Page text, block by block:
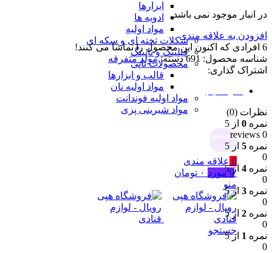
ابزارها
ادویه ها
مواد اولیه
شکلات تخته ای و سکه ای
فیلینگ و تاپینگ
محصولات نانی
قالب و ابزارها
مواد اولیه نان
مواد اولیه فوندانت
مواد شیرینی پزی
0 علاقه مندی
0 مورد ۰ تومان
منو
جستجو
در انبار موجود نمی باشد
افزودن به علاقه مندی
6 افرادی که اکنون این محصول را تماشا می کنند!
شناسه محصول: 691 دسته: مولد متفرقه
اشتراک گذاری:
نظرات (0)
نمره 0 از 5
0 reviews
نمره 5 از 5
0
نمره 4 از 5
0
نمره 3 از 5
0
نمره 2 از 5
0
نمره 1 از 5
0